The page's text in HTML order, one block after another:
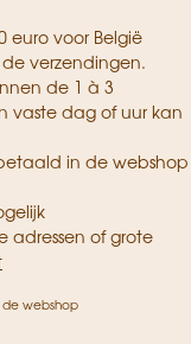
euro voor België
de verzendingen.
de 1 à 3
vaste dag of uur kan
in de webshop
adressen of grote
de webshop